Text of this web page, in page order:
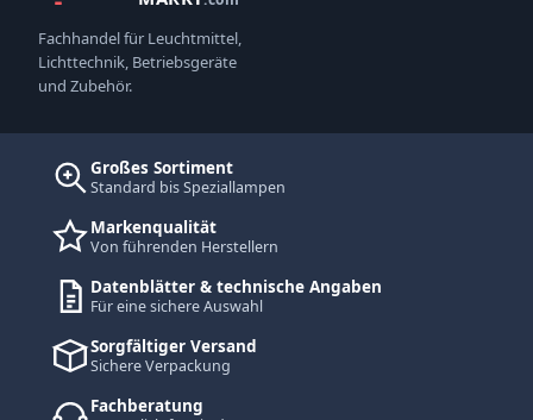
Fachhandel für Leuchtmittel,
Lichttechnik, Betriebsgeräte
und Zubehör.
Großes Sortiment
Standard bis Speziallampen
Markenqualität
Von führenden Herstellern
Datenblätter & technische Angaben
Für eine sichere Auswahl
Sorgfältiger Versand
Sichere Verpackung
Fachberatung